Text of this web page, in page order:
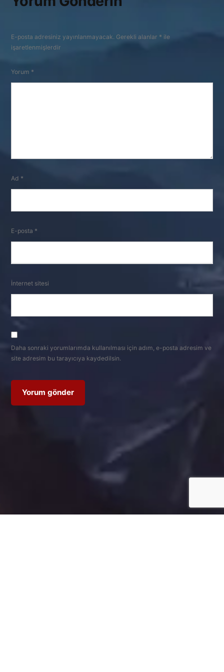
E-posta adresiniz yayınlanmayacak. Gerekli alanlar * ile
işaretlenmişlerdir
Yorum *
Ad *
E-posta *
İnternet sitesi
Daha sonraki yorumlarımda kullanılması için adım, e-posta adresim ve
site adresim bu tarayıcıya kaydedilsin.